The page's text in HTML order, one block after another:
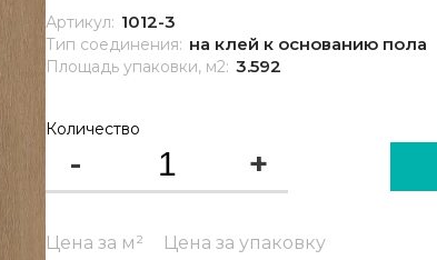
Артикул: 1012-3
Тип соединения: на клей к основанию пола
Площадь упаковки, м2: 3.592
Количество
- +
Цена за м² Цена за упаковку